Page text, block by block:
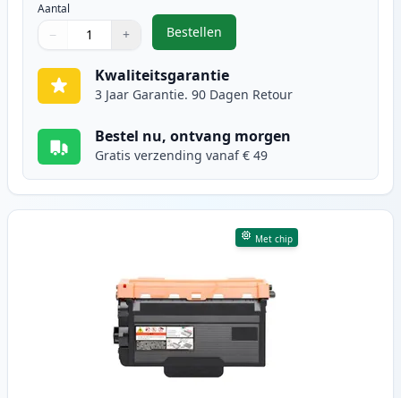
Aantal
Gebruik de knoppen om aan te passen
− +
1
Bestellen
,2 stuks Brother TN3480 toner
Kwaliteitsgarantie
3 Jaar Garantie. 90 Dagen Retour
Bestel nu, ontvang morgen
Gratis verzending vanaf € 49
Met chip